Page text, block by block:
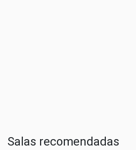
Salas recomendadas